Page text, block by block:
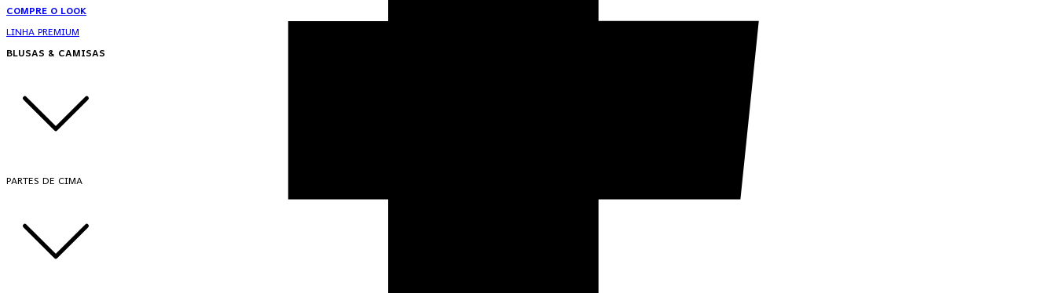
COMPRE O LOOK
LINHA PREMIUM
BLUSAS & CAMISAS
PARTES DE CIMA